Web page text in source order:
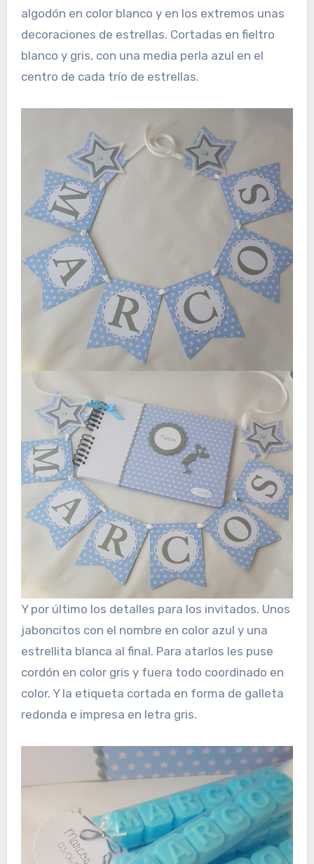
algodón en color blanco y en los extremos unas
decoraciones de estrellas. Cortadas en fieltro
blanco y gris, con una media perla azul en el
centro de cada trío de estrellas.
Y por último los detalles para los invitados. Unos
jaboncitos con el nombre en color azul y una
estrellita blanca al final. Para atarlos les puse
cordón en color gris y fuera todo coordinado en
color. Y la etiqueta cortada en forma de galleta
redonda e impresa en letra gris.